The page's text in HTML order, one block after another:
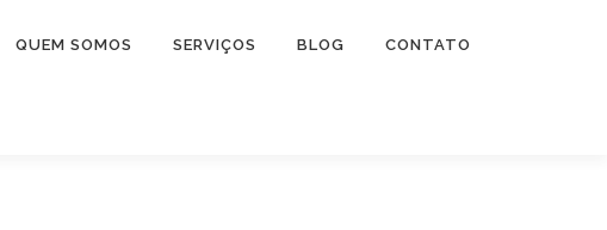
QUEM SOMOS SERVIÇOS BLOG CONTATO